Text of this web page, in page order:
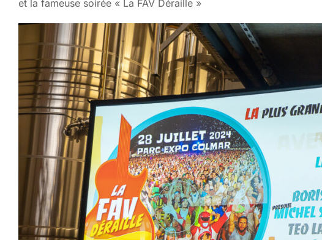
et la fameuse soirée « La FAV Déraille »